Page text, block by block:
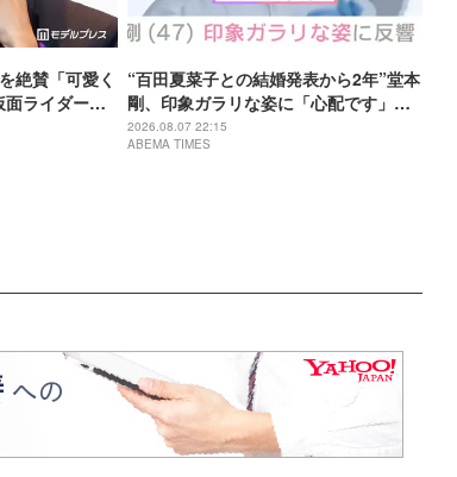
絶賛「可愛く
ライダーゼ
】
“百田夏菜子との結婚発表から2年”堂本
剛、印象ガラリな姿に「心配です」
「匂わせなの？」などさまざまな声
2026.08.07 22:15
ABEMA TIMES